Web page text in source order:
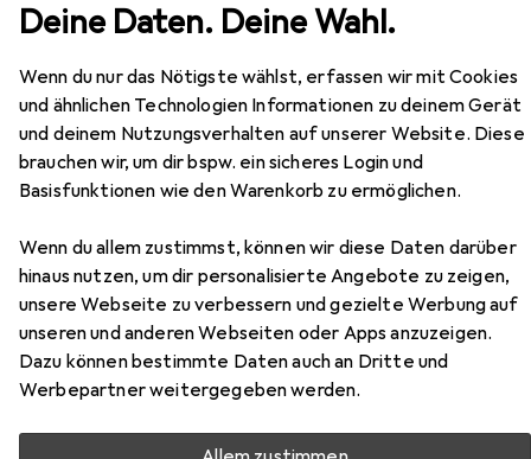
Deine Daten. Deine Wahl.
Wenn du nur das Nötigste wählst, erfassen wir mit Cookies
und ähnlichen Technologien Informationen zu deinem Gerät
und deinem Nutzungsverhalten auf unserer Website. Diese
brauchen wir, um dir bspw. ein sicheres Login und
Basisfunktionen wie den Warenkorb zu ermöglichen.
Wenn du allem zustimmst, können wir diese Daten darüber
hinaus nutzen, um dir personalisierte Angebote zu zeigen,
unsere Webseite zu verbessern und gezielte Werbung auf
unseren und anderen Webseiten oder Apps anzuzeigen.
Dazu können bestimmte Daten auch an Dritte und
Werbepartner weitergegeben werden.
Möbel Wohnzimmer Regal VCM Platto
EUR
39,90
VCMPlatto
Zubehör für VCM Platto